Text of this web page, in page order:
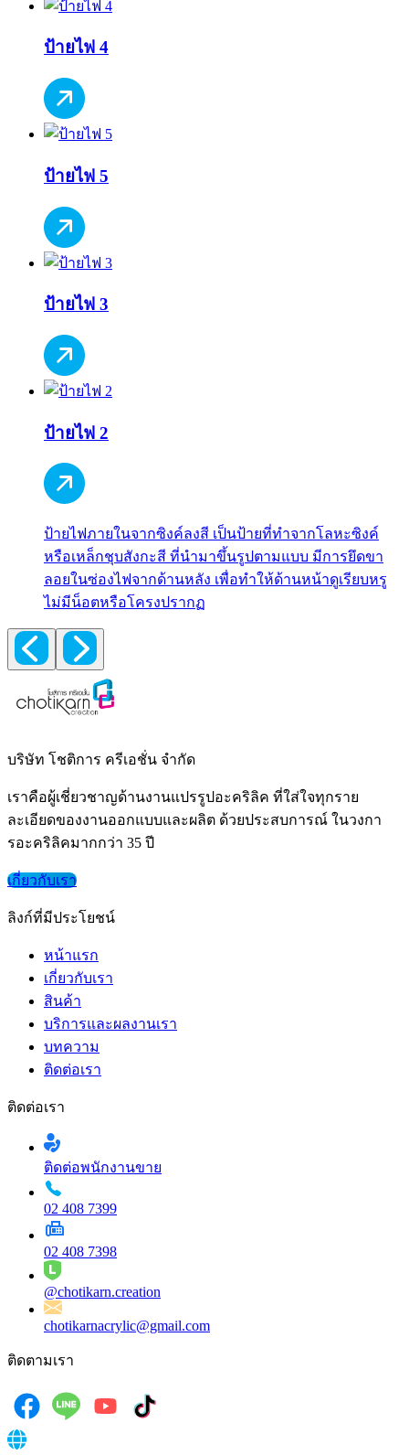
ป้ายไฟ 4
ป้ายไฟ 5
ป้ายไฟ 3
ป้ายไฟ 2
ป้ายไฟภายในจากซิงค์ลงสี เป็นป้ายที่ทำจากโลหะซิงค์
หรือเหล็กชุบสังกะสี ที่นำมาขึ้นรูปตามแบบ มีการยึดขา
ลอยในซ่องไฟจากด้านหลัง เพื่อทำให้ด้านหน้าดูเรียบหรู
ไม่มีน็อตหรือโครงปรากฏ
บริษัท โชติการ ครีเอชั่น จำกัด
เราคือผู้เชี่ยวชาญด้านงานแปรรูปอะคริลิค ที่ใส่ใจทุกราย
ละเอียดของงานออกแบบและผลิต ด้วยประสบการณ์ ในวงกา
รอะคริลิคมากกว่า 35 ปี
เกี่ยวกับเรา
ลิงก์ที่มีประโยชน์
หน้าแรก
เกี่ยวกับเรา
สินค้า
บริการและผลงานเรา
บทความ
ติดต่อเรา
ติดต่อเรา
ติดต่อพนักงานขาย
02 408 7399
02 408 7398
@chotikarn.creation
chotikarnacrylic@gmail.com
ติดตามเรา